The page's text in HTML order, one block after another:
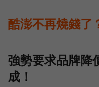
酷澎不再燒錢了
強勢要求品牌降
成！